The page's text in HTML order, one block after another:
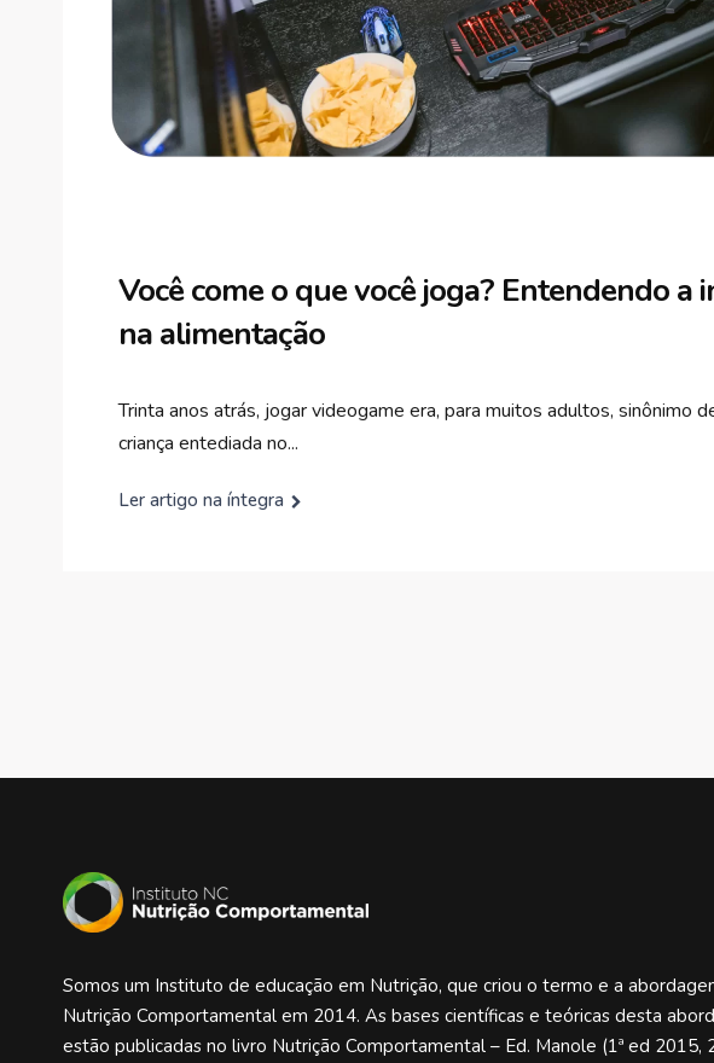
Você come o que você joga? Entendendo a
na alimentação
Trinta anos atrás, jogar videogame era, para muitos adultos, sinônimo
criança entediada no...
Ler artigo na íntegra
Somos um Instituto de educação em Nutrição, que criou o termo e a
Nutrição Comportamental em 2014. As bases científicas e teóricas desta
estão publicadas no livro Nutrição Comportamental – Ed. Manole (1ª ed 2015,